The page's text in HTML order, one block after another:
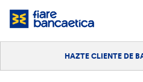
Saltar
HAZTE CLIENTE DE